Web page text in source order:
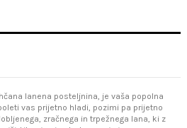
lanena posteljnina, je vaša popolna
vas prijetno hladi, pozimi pa prijetno
zračnega in trpežnega lana, ki z